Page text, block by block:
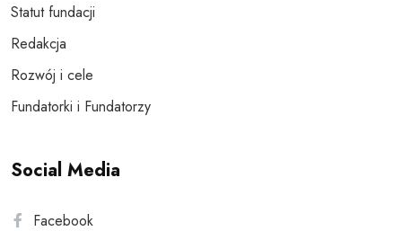
Statut fundacji
Redakcja
Rozwój i cele
Fundatorki i Fundatorzy
Social Media
Facebook